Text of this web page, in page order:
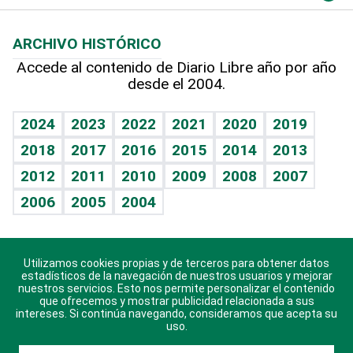
Hablando con el pediatra
Vida y familia
Eñe
Celebrando la vida
Sin complejos
En pocas palabras
Escuchando al corazón
Economía Personal
Línea de hit
TBT Deportivo
Más firmas
Hecho en casa
Guía del dinero
Cumpleaños
Horóscopos
Crucigramas
ARCHIVO HISTÓRICO
Accede al contenido de Diario Libre año por año
desde el 2004.
2024 2023 2022 2021 2020
2019
2018
2017 2016 2015 2014
2013
2012
2011 2010 2009 2008
2007
2006
2005 2004
Descarga nuestras aplicaciones para Android, iOS y
sistema Huawei.
Utilizamos cookies propias y de terceros para obtener datos
estadísticos de la navegación de nuestros usuarios y mejorar
nuestros servicios. Esto nos permite personalizar el contenido
que ofrecemos y mostrar publicidad relacionada a sus
intereses. Si continúa navegando, consideramos que acepta su
uso.